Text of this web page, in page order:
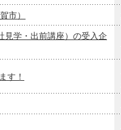
市）
学・出前講座）の受入企
す！